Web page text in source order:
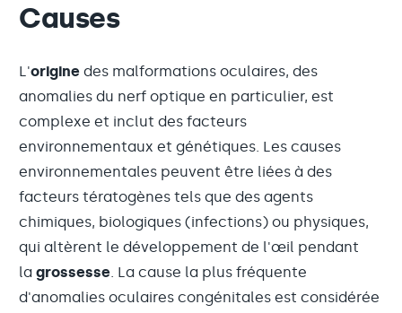
Causes
L'origine des malformations oculaires, des
anomalies du nerf optique en particulier, est
complexe et inclut des facteurs
environnementaux et génétiques. Les causes
environnementales peuvent être liées à des
facteurs tératogènes tels que des agents
chimiques, biologiques (infections) ou physiques,
qui altèrent le développement de l'œil pendant
la grossesse. La cause la plus fréquente
d'anomalies oculaires congénitales est considérée